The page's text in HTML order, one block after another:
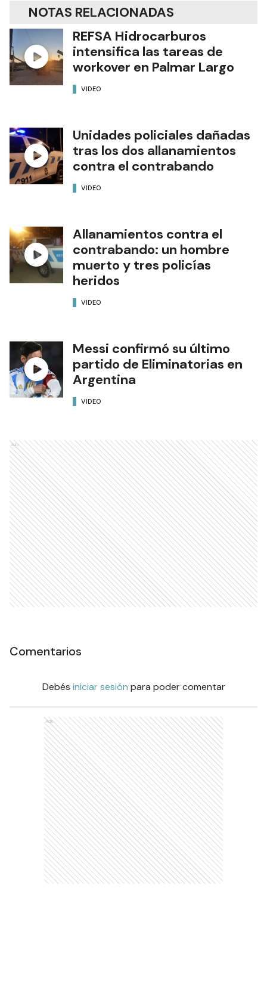
NOTAS RELACIONADAS
REFSA Hidrocarburos
intensifica las tareas de
workover en Palmar Largo
VIDEO
Unidades policiales dañadas
tras los dos allanamientos
contra el contrabando
VIDEO
Allanamientos contra el
contrabando: un hombre
muerto y tres policías
heridos
VIDEO
Messi confirmó su último
partido de Eliminatorias en
Argentina
VIDEO
Ads
Comentarios
Debés iniciar sesión para poder comentar
Ads